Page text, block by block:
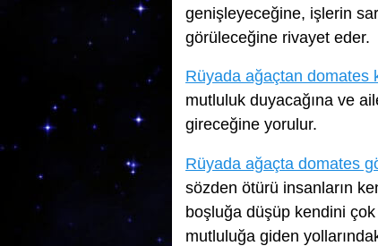
genişleyeceğine, işlerin
görüleceğine rivayet eder.
Rüyada ağaçtan domates
mutluluk duyacağına ve
gireceğine yorulur.
Rüyada ağaçta domates
sözden ötürü insanların
boşluğa düşüp kendini
mutluluğa giden